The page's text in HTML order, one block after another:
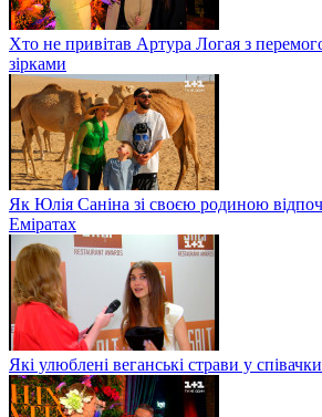
Хто не привітав Артура Логая з
зірками
Як Юлія Саніна зі своєю родиною
Еміратах
Які улюблені веганські страви у